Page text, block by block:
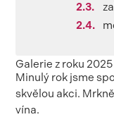
Galerie z roku 2025
Minulý rok jsme
skvělou akci.
vína.